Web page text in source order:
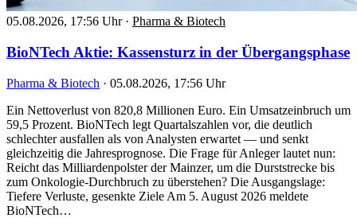
05.08.2026, 17:56 Uhr · Pharma & Biotech
BioNTech Aktie: Kassensturz in der Übergangsphase
Pharma & Biotech · 05.08.2026, 17:56 Uhr
Ein Nettoverlust von 820,8 Millionen Euro. Ein Umsatzeinbruch um
59,5 Prozent. BioNTech legt Quartalszahlen vor, die deutlich
schlechter ausfallen als von Analysten erwartet — und senkt
gleichzeitig die Jahresprognose. Die Frage für Anleger lautet nun:
Reicht das Milliardenpolster der Mainzer, um die Durststrecke bis
zum Onkologie-Durchbruch zu überstehen? Die Ausgangslage:
Tiefere Verluste, gesenkte Ziele Am 5. August 2026 meldete
BioNTech…